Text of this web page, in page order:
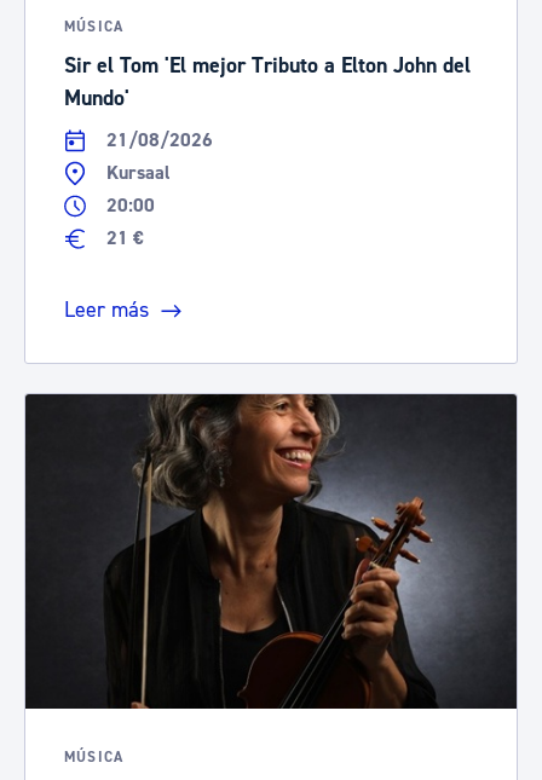
MÚSICA
Sir el Tom 'El mejor Tributo a Elton John del
Mundo'
21/08/2026
Kursaal
20:00
21 €
Leer más
MÚSICA